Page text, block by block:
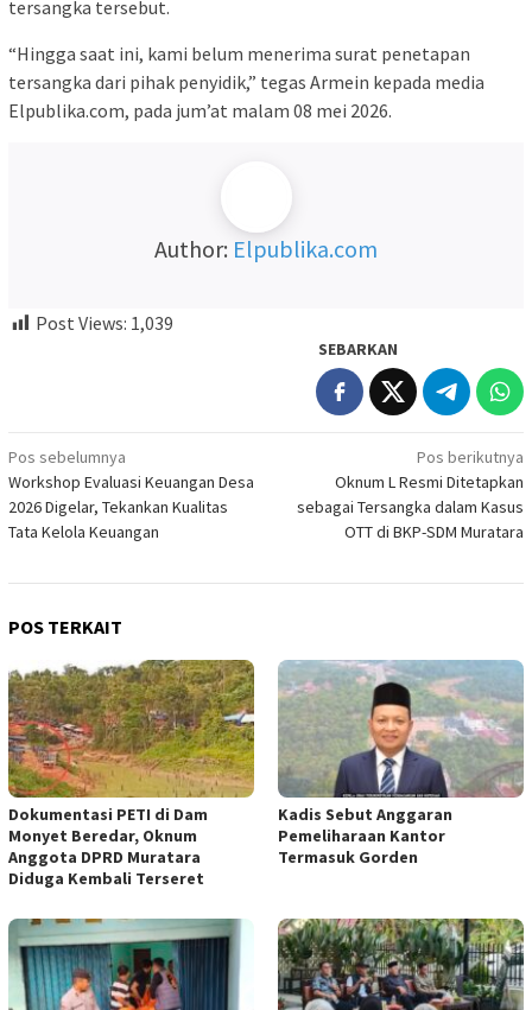
tersangka tersebut.
“Hingga saat ini, kami belum menerima surat penetapan
tersangka dari pihak penyidik,” tegas Armein kepada media
Elpublika.com, pada jum’at malam 08 mei 2026.
Author: Elpublika.com
Post Views: 1,039
SEBARKAN
Navigasi
pos
Pos sebelumnya
Workshop Evaluasi Keuangan Desa
2026 Digelar, Tekankan Kualitas
Tata Kelola Keuangan
Pos berikutnya
Oknum L Resmi Ditetapkan
sebagai Tersangka dalam Kasus
OTT di BKP-SDM Muratara
POS TERKAIT
Dokumentasi PETI di Dam
Monyet Beredar, Oknum
Anggota DPRD Muratara
Diduga Kembali Terseret
Kadis Sebut Anggaran
Pemeliharaan Kantor
Termasuk Gorden